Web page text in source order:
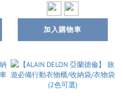
加入購物車